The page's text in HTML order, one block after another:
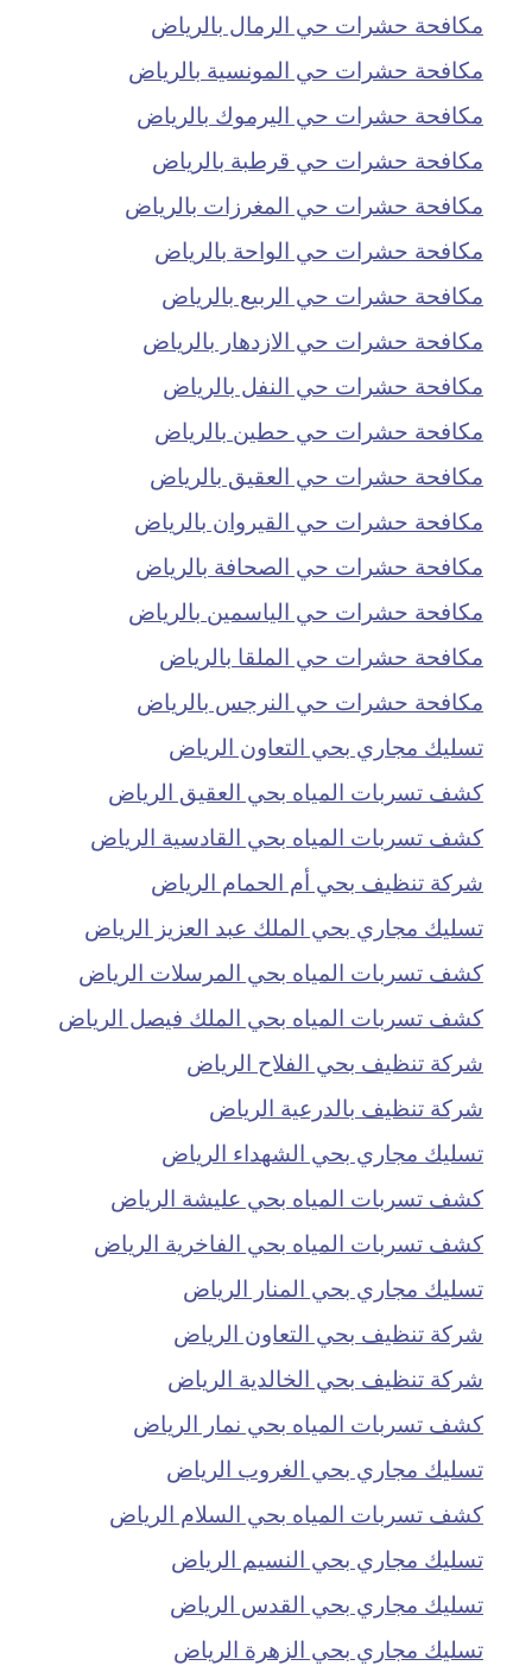
مكافحة حشرات حي الرمال بالرياض
مكافحة حشرات حي المونسية بالرياض
مكافحة حشرات حي اليرموك بالرياض
مكافحة حشرات حي قرطبة بالرياض
مكافحة حشرات حي المغرزات بالرياض
مكافحة حشرات حي الواحة بالرياض
مكافحة حشرات حي الربيع بالرياض
مكافحة حشرات حي الازدهار بالرياض
مكافحة حشرات حي النفل بالرياض
مكافحة حشرات حي حطين بالرياض
مكافحة حشرات حي العقيق بالرياض
مكافحة حشرات حي القيروان بالرياض
مكافحة حشرات حي الصحافة بالرياض
مكافحة حشرات حي الياسمين بالرياض
مكافحة حشرات حي الملقا بالرياض
مكافحة حشرات حي النرجس بالرياض
تسليك مجاري بحي التعاون الرياض
كشف تسربات المياه بحي العقيق الرياض
كشف تسربات المياه بحي القادسية الرياض
شركة تنظيف بحي أم الحمام الرياض
تسليك مجاري بحي الملك عبد العزيز الرياض
كشف تسربات المياه بحي المرسلات الرياض
كشف تسربات المياه بحي الملك فيصل الرياض
شركة تنظيف بحي الفلاح الرياض
شركة تنظيف بالدرعية الرياض
تسليك مجاري بحي الشهداء الرياض
كشف تسربات المياه بحي عليشة الرياض
كشف تسربات المياه بحي الفاخرية الرياض
تسليك مجاري بحي المنار الرياض
شركة تنظيف بحي التعاون الرياض
شركة تنظيف بحي الخالدية الرياض
كشف تسربات المياه بحي نمار الرياض
تسليك مجاري بحي الغروب الرياض
كشف تسربات المياه بحي السلام الرياض
تسليك مجاري بحي النسيم الرياض
تسليك مجاري بحي القدس الرياض
تسليك مجاري بحي الزهرة الرياض